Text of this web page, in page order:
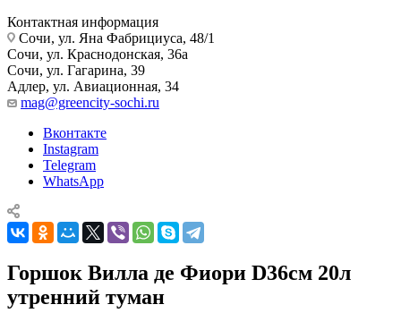
Контактная информация
Сочи, ул. Яна Фабрициуса, 48/1
Сочи, ул. Краснодонская, 36а
Сочи, ул. Гагарина, 39
Адлер, ул. Авиационная, 34
mag@greencity-sochi.ru
Вконтакте
Instagram
Telegram
WhatsApp
Горшок Вилла де Фиори D36см 20л
утренний туман